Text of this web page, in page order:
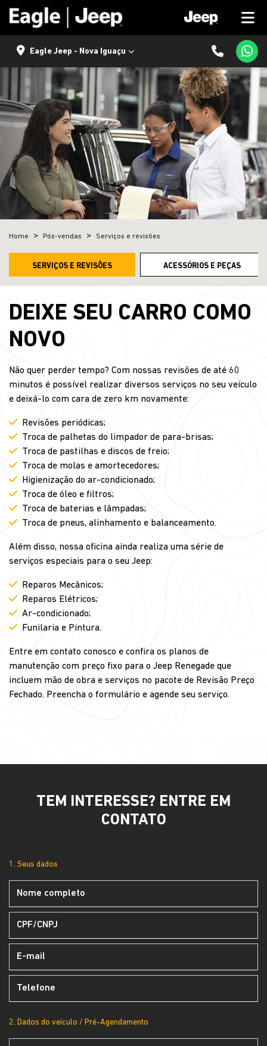
Eagle Jeep - Nova Iguaçu
Home Pós-vendas Serviços e revisões
SERVIÇOS E REVISÕES ACESSÓRIOS E PEÇAS
DEIXE SEU CARRO COMO
NOVO
Não quer perder tempo? Com nossas revisões de até 60
minutos é possível realizar diversos serviços no seu veículo
e deixá-lo com cara de zero km novamente:
Revisões periódicas;
Troca de palhetas do limpador de para-brisas;
Troca de pastilhas e discos de freio;
Troca de molas e amortecedores;
Higienização do ar-condicionado;
Troca de óleo e filtros;
Troca de baterias e lâmpadas;
Troca de pneus, alinhamento e balanceamento.
Além disso, nossa oficina ainda realiza uma série de
serviços especiais para o seu Jeep:
Reparos Mecânicos;
Reparos Elétricos;
Ar-condicionado;
Funilaria e Pintura.
Entre em contato conosco e confira os planos de
manutenção com preço fixo para o Jeep Renegade que
incluem mão de obra e serviços no pacote de Revisão Preço
Fechado. Preencha o formulário e agende seu serviço.
TEM INTERESSE? ENTRE EM
CONTATO
1. Seus dados
2. Dados do veículo / Pré-Agendamento